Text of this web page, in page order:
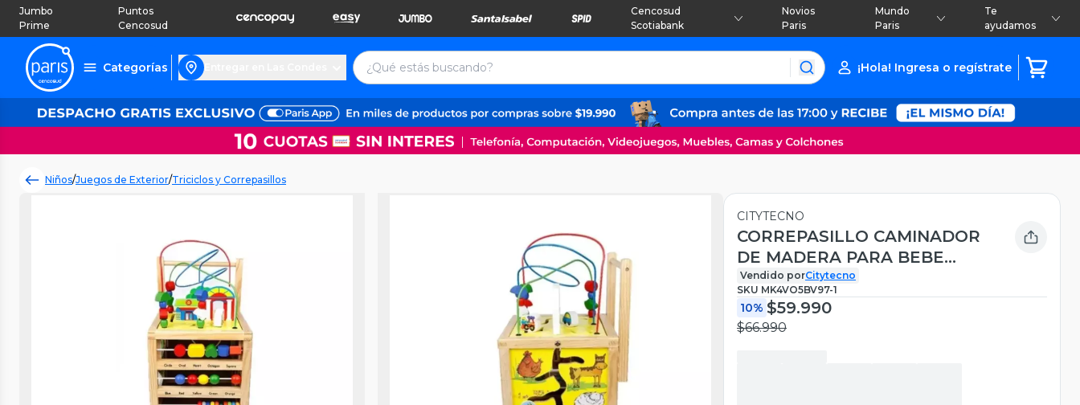
Jumbo
Prime
Puntos
Cencosud
Cencosud
Scotiabank
Novios
Paris
Mundo
Paris
Te
ayudamos
Categorías ¡Hola! Ingresa o regístrate
Niños/Juegos de Exterior/Triciclos y Correpasillos
CITYTECNO
CORREPASILLO CAMINADOR
DE MADERA PARA BEBE
MONTESSORI
Vendido porCitytecno
SKU MK4VO5BV97-1
10% $59.990
$66.990